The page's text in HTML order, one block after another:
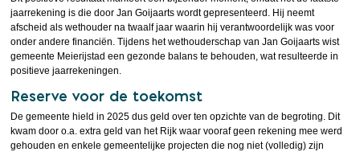
jaarrekening is die door Jan Goijaarts wordt gepresenteerd. Hij neemt
afscheid als wethouder na twaalf jaar waarin hij verantwoordelijk was voor
onder andere financiën. Tijdens het wethouderschap van Jan Goijaarts wist
gemeente Meierijstad een gezonde balans te behouden, wat resulteerde in
positieve jaarrekeningen.
Reserve voor de toekomst
De gemeente hield in 2025 dus geld over ten opzichte van de begroting. Dit
kwam door o.a. extra geld van het Rijk waar vooraf geen rekening mee werd
gehouden en enkele gemeentelijke projecten die nog niet (volledig) zijn